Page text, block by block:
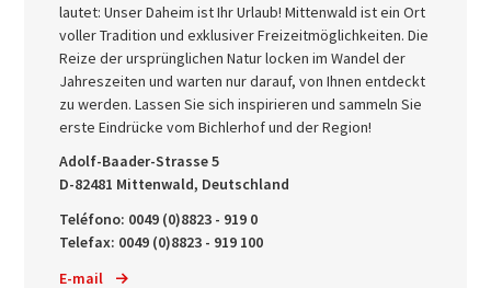
lautet: Unser Daheim ist Ihr Urlaub! Mittenwald ist ein Ort
voller Tradition und exklusiver Freizeitmöglichkeiten. Die
Reize der ursprünglichen Natur locken im Wandel der
Jahreszeiten und warten nur darauf, von Ihnen entdeckt
zu werden. Lassen Sie sich inspirieren und sammeln Sie
erste Eindrücke vom Bichlerhof und der Region!
Adolf-Baader-Strasse 5
D-82481 Mittenwald, Deutschland
Teléfono: 0049 (0)8823 - 919 0
Telefax: 0049 (0)8823 - 919 100
E-mail